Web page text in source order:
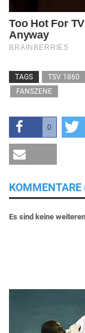
TAGS TSV 1860
FANSZENE
0
Es sind keine